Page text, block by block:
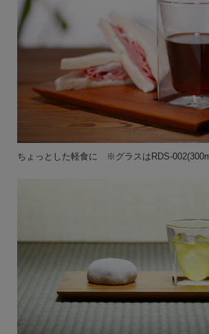
ちょっとした軽食に ※グラスはRDS-